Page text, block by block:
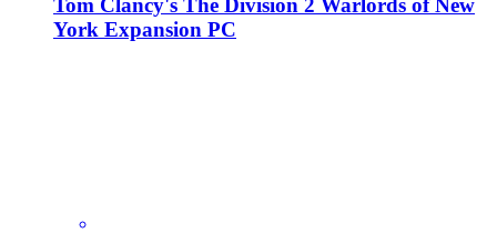
Tom Clancy's The Division 2 Warlords of New
York Expansion PC